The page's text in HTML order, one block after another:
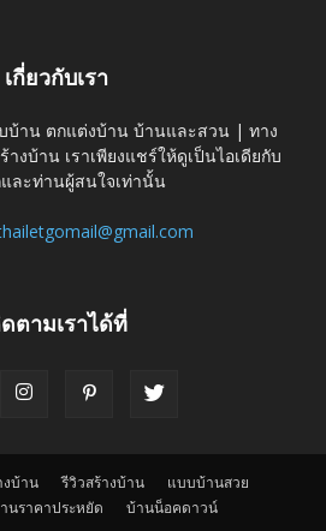
เกี่ยวกับเรา
บ้าน ตกแต่งบ้าน บ้านและสวน | ทาง
งบ้าน เราเพียงแชร์ให้ดูเป็นไอเดียกับ
ละท่านผู้สนใจเท่านั้น
ตามเราได้ที่
งบ้าน รีวิวสร้างบ้าน
แบบบ้านสวย
นราคาประหยัด บ้านน็อคดาวน์